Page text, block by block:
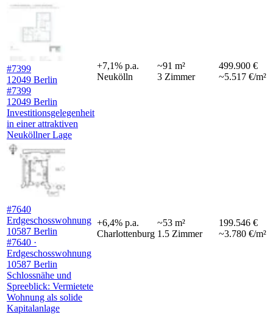
#7399
12049 Berlin
#7399
12049 Berlin
Investitionsgelegenheit
in einer attraktiven
Neuköllner Lage
+7,1% p.a.
Neukölln
~91 m²
3 Zimmer
499.900 €
~5.517 €/m²
#7640
Erdgeschosswohnung
10587 Berlin
#7640 ·
Erdgeschosswohnung
10587 Berlin
Schlossnähe und
Spreeblick: Vermietete
Wohnung als solide
Kapitalanlage
+6,4% p.a.
Charlottenburg
~53 m²
1.5 Zimmer
199.546 €
~3.780 €/m²